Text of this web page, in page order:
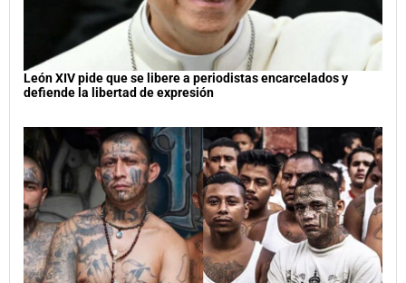
León XIV pide que se libere a periodistas encarcelados y
defiende la libertad de expresión